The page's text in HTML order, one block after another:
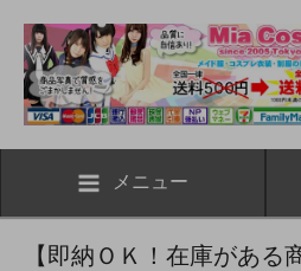
メニュー
【即納ＯＫ！在庫がある